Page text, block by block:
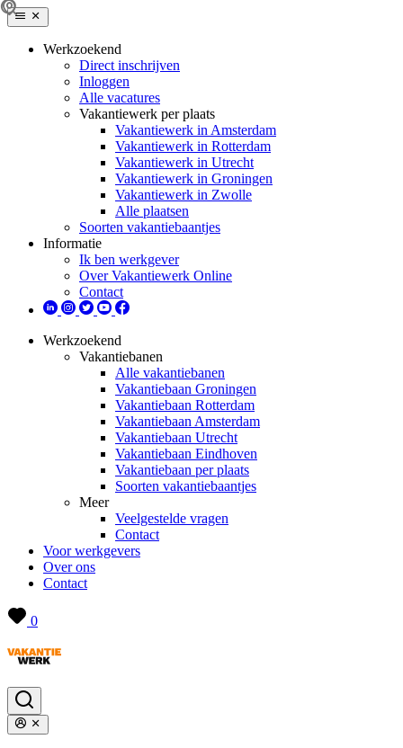
Werkzoekend
Direct inschrijven
Inloggen
Alle vacatures
Vakantiewerk per plaats
Vakantiewerk in Amsterdam
Vakantiewerk in Rotterdam
Vakantiewerk in Utrecht
Vakantiewerk in Groningen
Vakantiewerk in Zwolle
Alle plaatsen
Soorten vakantiebaantjes
Informatie
Ik ben werkgever
Over Vakantiewerk Online
Contact
Werkzoekend
Vakantiebanen
Alle vakantiebanen
Vakantiebaan Groningen
Vakantiebaan Rotterdam
Vakantiebaan Amsterdam
Vakantiebaan Utrecht
Vakantiebaan Eindhoven
Vakantiebaan per plaats
Soorten vakantiebaantjes
Meer
Veelgestelde vragen
Contact
Voor werkgevers
Over ons
Contact
0